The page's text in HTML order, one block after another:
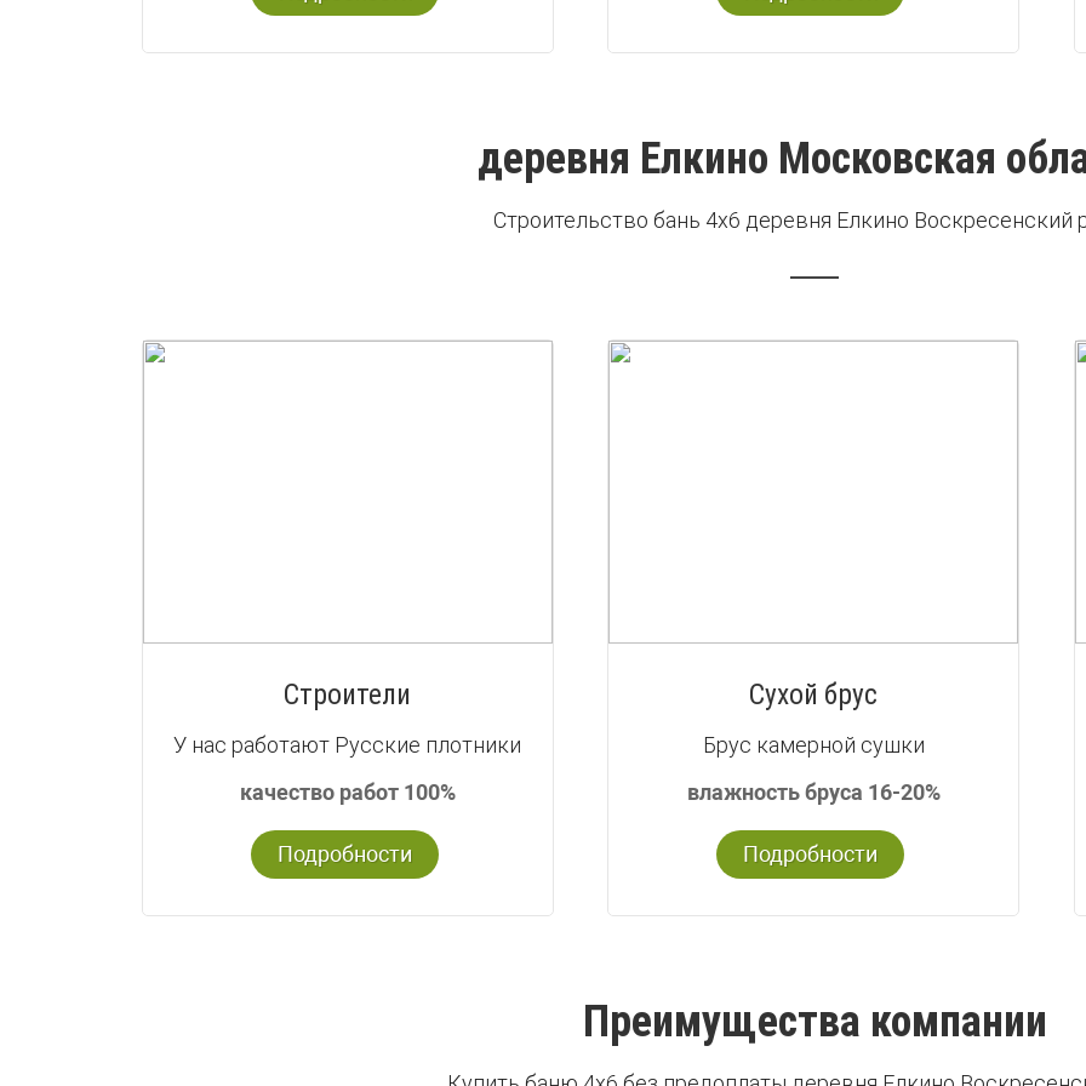
деревня Елкино Московская
Строительство бань 4х6 деревня Елкино Воскресенский
Строители
У нас работают Русские плотники
качество работ 100%
Подробности
Сухой брус
Брус камерной сушки
влажность бруса 16-20%
Подробности
Преимущества компании